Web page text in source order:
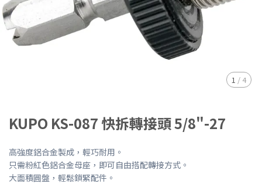
1 / 4
KUPO KS-087 快拆轉接頭 5/8"-27
高強度鋁合金製成，輕巧耐用。
只需粉紅色鋁合金母座，即可自由搭配轉接方式。
大面積圓盤，輕鬆鎖緊配件。